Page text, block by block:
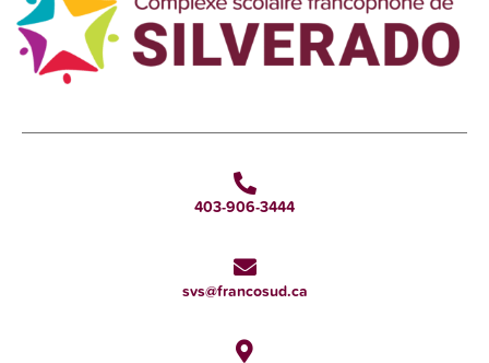
403-906-3444
svs@francosud.ca